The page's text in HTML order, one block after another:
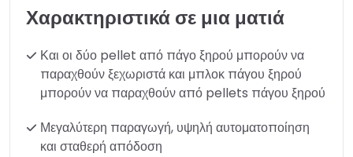
Χαρακτηριστικά σε μια ματιά
Και οι δύο pellet από πάγο ξηρού μπορούν να
παραχθούν ξεχωριστά και μπλοκ πάγου ξηρού
μπορούν να παραχθούν από pellets πάγου ξηρού
Μεγαλύτερη παραγωγή, υψηλή αυτοματοποίηση
και σταθερή απόδοση